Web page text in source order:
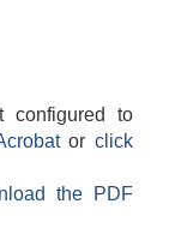
configured to
orclick
the PDF